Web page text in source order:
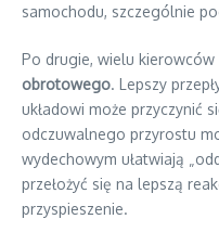
samochodu, szczególnie
Po drugie, wielu kierowców
obrotowego. Lepszy
układowi może przyczynić
odczuwalnego przyrostu
wydechowym ułatwiają
przełożyć się na lepszą
przyspieszenie.